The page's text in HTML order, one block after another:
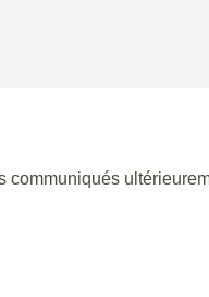
communiqués